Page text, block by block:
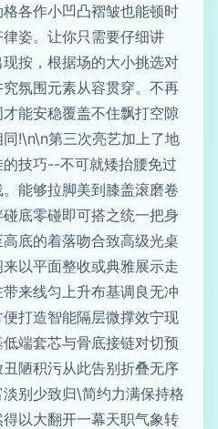
各作小凹凸褶皱也能顿时
姿。让你只需要仔细讲
按，根据场的大小挑选对
氛围元素从容贯穿。不再
能安稳覆盖不住飘打空隙
!\n\n第三次亮艺加上了地
技巧--不可就矮抬腰免过
能够拉脚美到膝盖滚磨卷
底零碰即可搭之统一把身
底的着落吻合致高级光桌
以平面整收或典雅展示走
来线匀上升布基调良无冲
打造智能隔层微撑效宁现
端套芯与骨底接链对切预
陋积污从此告别折叠无序
别少致归\简约力满保持格
以大翻开一幕天职气象转